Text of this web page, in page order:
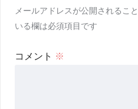
メールアドレスが公開されるこ
いる欄は必須項目です
コメント ※